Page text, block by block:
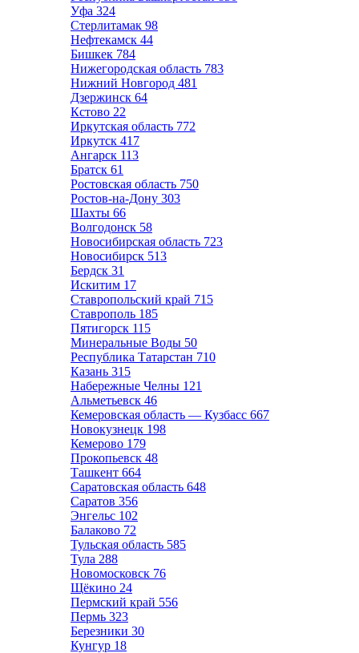
Уфа 324
Стерлитамак 98
Нефтекамск 44
Бишкек 784
Нижегородская область 783
Нижний Новгород 481
Дзержинск 64
Кстово 22
Иркутская область 772
Иркутск 417
Ангарск 113
Братск 61
Ростовская область 750
Ростов-на-Дону 303
Шахты 66
Волгодонск 58
Новосибирская область 723
Новосибирск 513
Бердск 31
Искитим 17
Ставропольский край 715
Ставрополь 185
Пятигорск 115
Минеральные Воды 50
Республика Татарстан 710
Казань 315
Набережные Челны 121
Альметьевск 46
Кемеровская область — Кузбасс 667
Новокузнецк 198
Кемерово 179
Прокопьевск 48
Ташкент 664
Саратовская область 648
Саратов 356
Энгельс 102
Балаково 72
Тульская область 585
Тула 288
Новомосковск 76
Щёкино 24
Пермский край 556
Пермь 323
Березники 30
Кунгур 18